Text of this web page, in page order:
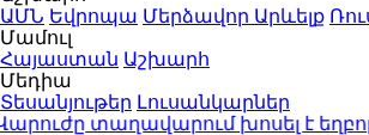
ԱՄՆ Եվրոպա Մերձավոր Արևելք
Մամուլ
Հայաստան Աշխարհ
Մեդիա
Տեսանյութեր Լուսանկարներ
տաղավարում խոսել է եղբոր